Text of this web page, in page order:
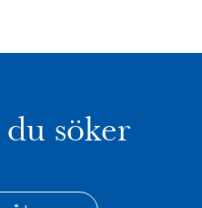
söker